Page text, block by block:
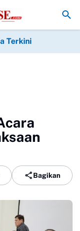
Pasirwalang
Terkini
Bagikan